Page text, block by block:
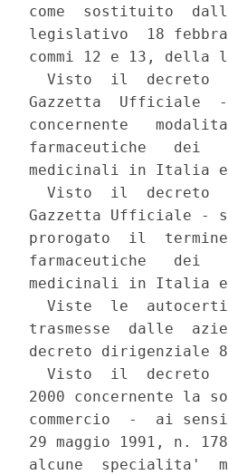
come  sostituito
legislativo  18
commi 12 e 13, della
Visto  il  decreto
Gazzetta  Ufficiale
concernente
farmaceutiche   dei
medicinali in Italia
Visto  il  decreto
Gazzetta Ufficiale -
prorogato  il
farmaceutiche   dei
medicinali in Italia
Viste  le
trasmesse  dalle
decreto dirigenziale 8
Visto  il  decreto
2000 concernente la
commercio  -  ai
29 maggio 1991, n.
alcune  specialita'